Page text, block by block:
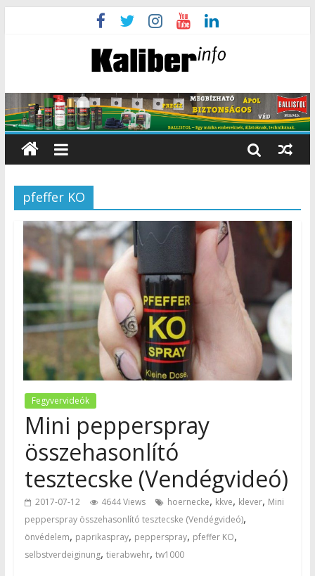
pfeffer KO
Fegyvervideók
Mini pepperspray
összehasonlító
tesztecske (Vendégvideó)
2017-07-12 4644 Views hoernecke, kkve, klever, Mini
pepperspray összehasonlító tesztecske (Vendégvideó),
önvédelem, paprikaspray, pepperspray, pfeffer KO,
selbstverdeiginung, tierabwehr, tw1000